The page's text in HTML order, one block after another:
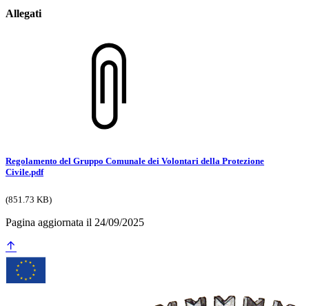
Allegati
Regolamento del Gruppo Comunale dei Volontari della Protezione
Civile.pdf
(851.73 KB)
Pagina aggiornata il 24/09/2025